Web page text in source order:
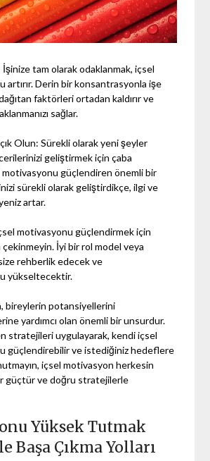
İşinize tam olarak odaklanmak, içsel
artırır. Derin bir konsantrasyonla işe
faktörleri ortadan kaldırır ve
sağlar.
Olun: Sürekli olarak yeni şeyler
geliştirmek için çaba
güçlendiren önemli bir
sürekli olarak geliştirdikçe, ilgi ve
artar.
motivasyonu güçlendirmek için
İyi bir rol model veya
rehberlik edecek ve
yükseltecektir.
bireylerin potansiyellerini
yardımcı olan önemli bir unsurdur.
stratejileri uygulayarak, kendi içsel
güçlendirebilir ve istediğiniz hedeflere
içsel motivasyon herkesin
güçtür ve doğru stratejilerle
Yüksek Tutmak
Başa Çıkma Yolları